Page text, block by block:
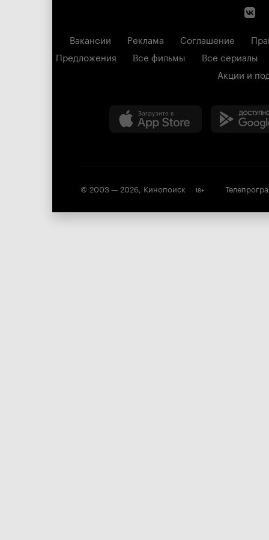
Вакансии Реклама Соглашение
Предложения
Все фильмы
Все сериалы
Акции и
© 2003 — 2026, Кинопоиск 18+